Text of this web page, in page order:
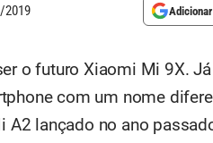
2019
o futuro Xiaomi Mi 9X.
com um nome
A2 lançado no ano